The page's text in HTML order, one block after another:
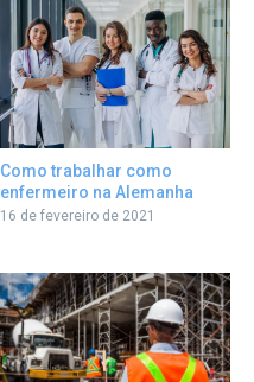
Como trabalhar como
enfermeiro na Alemanha
16 de fevereiro de 2021